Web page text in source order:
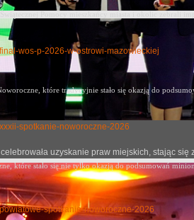
uzyskanie praw miejskich, stając
wos-p-2026-w-ostrowi-mazowieckiej
które tradycyjnie stało się okazjądo
spotkanie-noworoczne-2026
które stało się nie tylko okazją do podsumowań
spotkanie-noworoczne-2026